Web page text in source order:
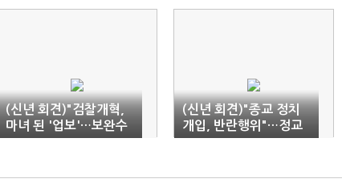
(신년 회견)"검찰개혁,
마녀 된 '업보'…보완수
사는 예외적 필요"
(신년 회견)"종교 정치
개입, 반란행위"…정교
분리 원칙 쐐기